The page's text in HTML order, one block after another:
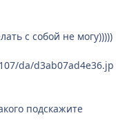
с собой не могу)))))
da/d3ab07ad4e36.jp
подскажите